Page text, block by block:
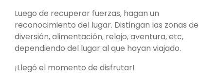
Luego de recuperar fuerzas, hagan un
reconocimiento del lugar. Distingan las zonas de
diversión, alimentación, relajo, aventura, etc,
dependiendo del lugar al que hayan viajado.
¡Llegó el momento de disfrutar!